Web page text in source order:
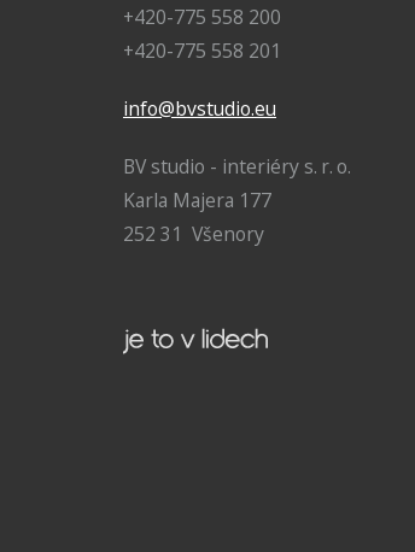
+420-775 558 200
+420-775 558 201
info@bvstudio.eu
BV studio - interiéry s. r. o.
Karla Majera 177
252 31 Všenory